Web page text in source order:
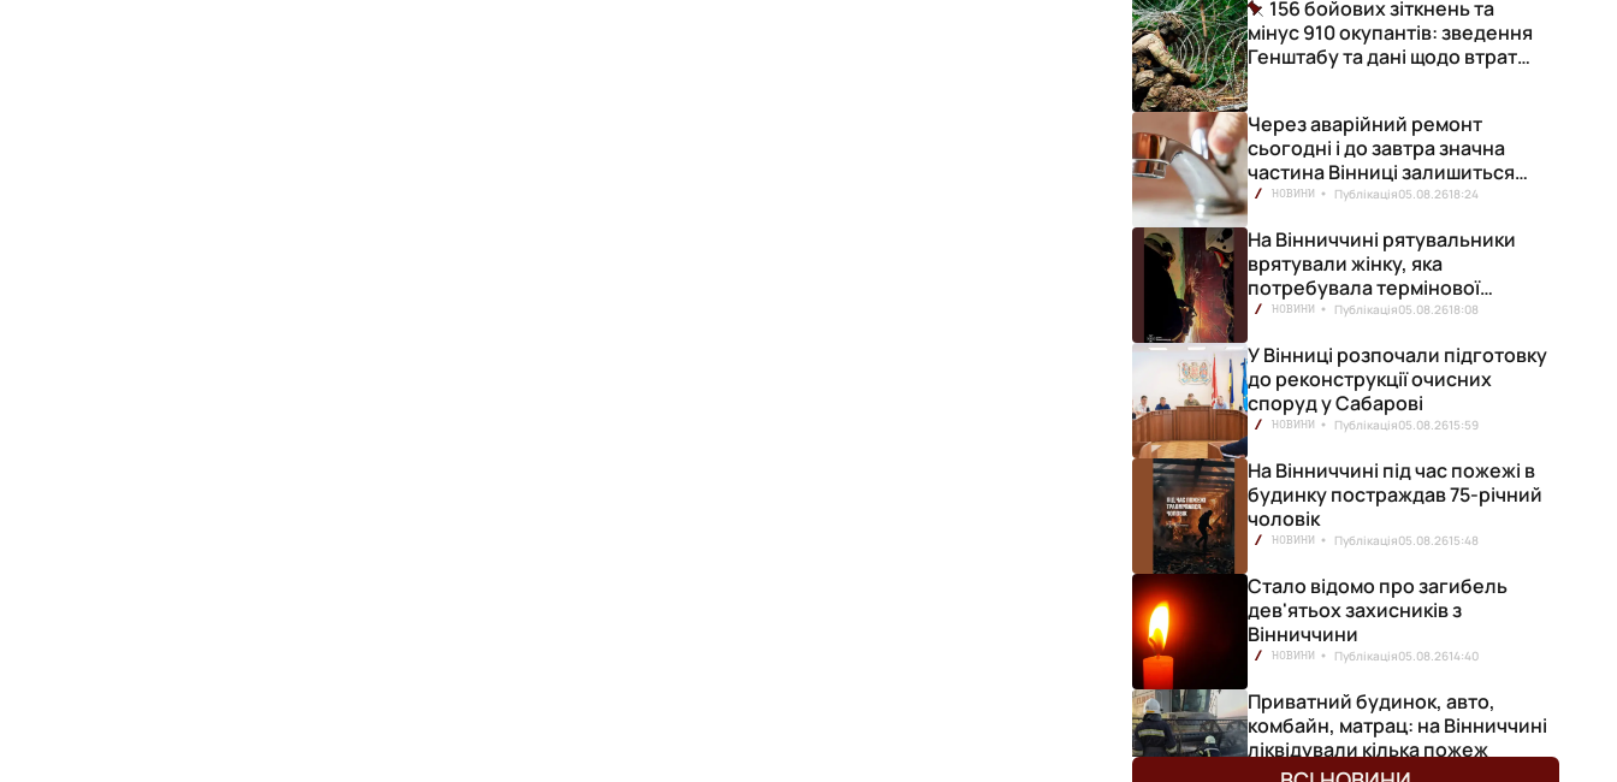
156 бойових зіткнень та
мінус 910 окупантів: зведення
Генштабу та дані щодо втрат
Через аварійний ремонт
сьогодні і до завтра значна
частина Вінниці залишиться
без води
НОВИНИ Публікація05.08.2618:24
На Вінниччині рятувальники
врятували жінку, яка
потребувала термінової
медичної допомоги
НОВИНИ Публікація05.08.2618:08
У Вінниці розпочали підготовку
до реконструкції очисних
споруд у Сабарові
НОВИНИ Публікація05.08.2615:59
На Вінниччині під час пожежі в
будинку постраждав 75-річний
чоловік
НОВИНИ Публікація05.08.2615:48
Стало відомо про загибель
дев'ятьох захисників з
Вінниччини
НОВИНИ Публікація05.08.2614:40
Приватний будинок, авто,
комбайн, матрац: на Вінниччині
ліквідували кілька пожеж
НОВИНИ Публікація05.08.26